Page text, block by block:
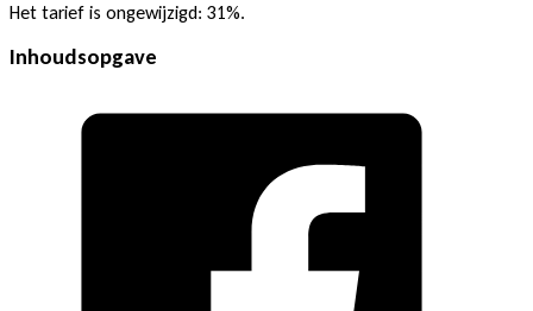
Het tarief is ongewijzigd: 31%.
Inhoudsopgave